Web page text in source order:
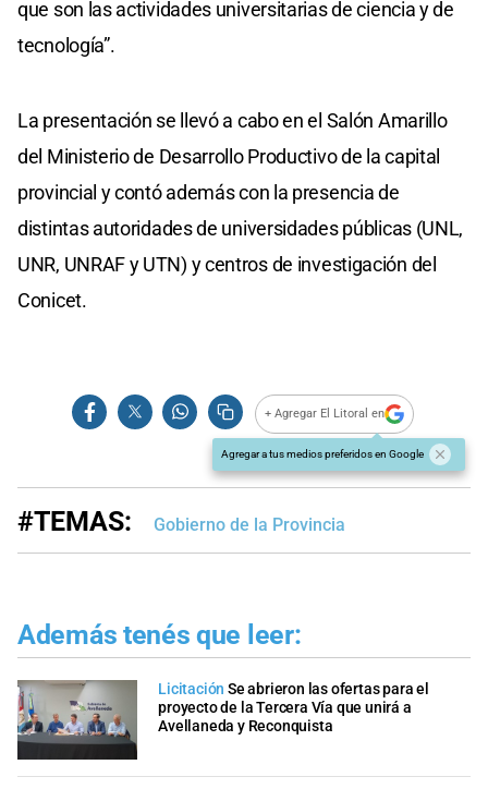
que son las actividades universitarias de ciencia y de
tecnología”.
La presentación se llevó a cabo en el Salón Amarillo
del Ministerio de Desarrollo Productivo de la capital
provincial y contó además con la presencia de
distintas autoridades de universidades públicas (UNL,
UNR, UNRAF y UTN) y centros de investigación del
Conicet.
+ Agregar El Litoral en
Agregar a tus medios preferidos en Google
#TEMAS: Gobierno de la Provincia
Además tenés que leer:
Licitación Se abrieron las ofertas para el
proyecto de la Tercera Vía que unirá a
Avellaneda y Reconquista